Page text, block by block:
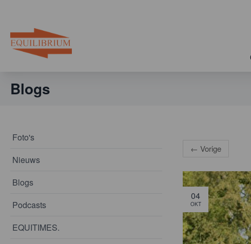
Blogs
Foto's
Nieuws
Blogs
Podcasts
EQUITIMES.
← Vorige
04
OKT